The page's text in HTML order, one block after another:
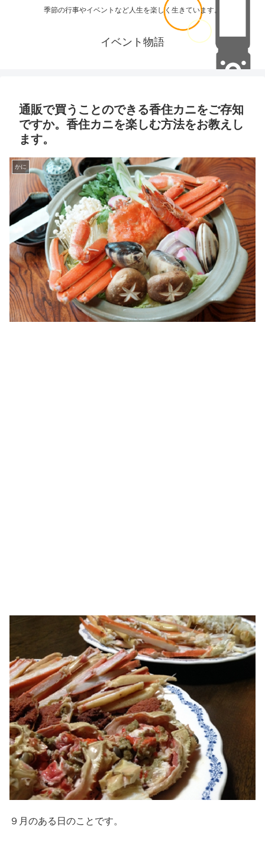
季節の行事やイベントなど人生を楽しく生きています。
イベント物語
通販で買うことのできる香住カニをご存知
ですか。香住カニを楽しむ方法をお教えし
ます。
かに
９月のある日のことです。